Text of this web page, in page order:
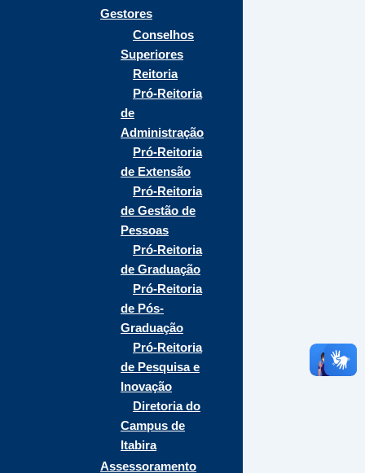
Gestores
Conselhos
Superiores
Reitoria
Pró-Reitoria
de
Administração
Pró-Reitoria
de Extensão
Pró-Reitoria
de Gestão de
Pessoas
Pró-Reitoria
de Graduação
Pró-Reitoria
de Pós-
Graduação
Pró-Reitoria
de Pesquisa e
Inovação
Diretoria do
Campus de
Itabira
Assessoramento